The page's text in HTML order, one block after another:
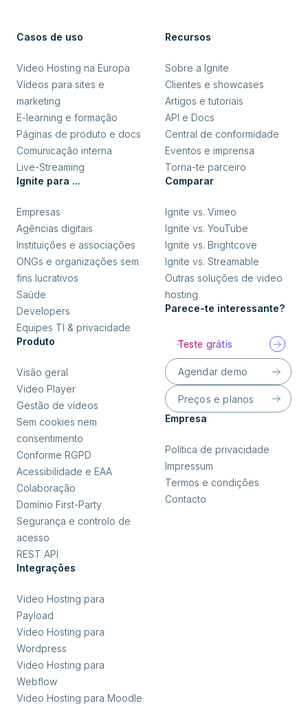
Casos de uso
Video Hosting na Europa
Vídeos para sites e
marketing
E-learning e formação
Páginas de produto e docs
Comunicação interna
Live-Streaming
Ignite para ...
Empresas
Agências digitais
Instituições e associações
ONGs e organizações sem
fins lucrativos
Saúde
Developers
Equipes TI & privacidade
Produto
Visão geral
Video Player
Gestão de vídeos
Sem cookies nem
consentimento
Conforme RGPD
Acessibilidade e EAA
Colaboração
Domínio First-Party
Segurança e controlo de
acesso
REST API
Integrações
Video Hosting para
Payload
Video Hosting para
Wordpress
Video Hosting para
Webflow
Video Hosting para Moodle
Recursos
Sobre a Ignite
Clientes e showcases
Artigos e tutoriais
API e Docs
Central de conformidade
Eventos e imprensa
Torna-te parceiro
Comparar
Ignite vs. Vimeo
Ignite vs. YouTube
Ignite vs. Brightcove
Ignite vs. Streamable
Outras soluções de video
hosting
Parece-te interessante?
Teste grátis
Agendar demo
Preços e planos
Empresa
Política de privacidade
Impressum
Termos e condições
Contacto